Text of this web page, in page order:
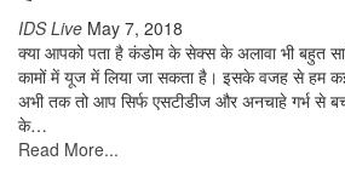
IDS Live May 7, 2018
क्या आपको पता है कंडोम के सेक्स के अलावा भी बहुत
कामों में यूज में लिया जा सकता है। इसके वजह से हम
अभी तक तो आप सिर्फ एसटीडीज और अनचाहे गर्भ से
के…
Read More...